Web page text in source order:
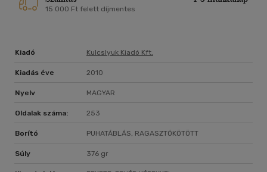
15 000 Ft felett díjmentes
Kiadó Kulcslyuk Kiadó Kft.
Kiadás éve 2010
Nyelv MAGYAR
Oldalak száma: 253
Borító PUHATÁBLÁS, RAGASZTÓKÖTÖTT
Súly 376 gr